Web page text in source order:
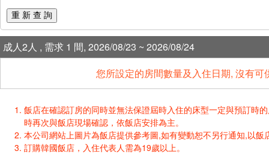
重 新 查 詢
成人2人 , 需求 1 間, 2026/08/23 ~ 2026/08/24
您所設定的房間數量及入住日期, 沒有
飯店在確認訂房的同時並無法保證屆時入住的床型一定與預訂時
時再次與飯店現場確認，依飯店安排為主。
本公司網站上圖片為飯店提供參考圖,如有變動恕不另行通知,以飯
訂購韓國飯店，入住代表人需為19歲以上。